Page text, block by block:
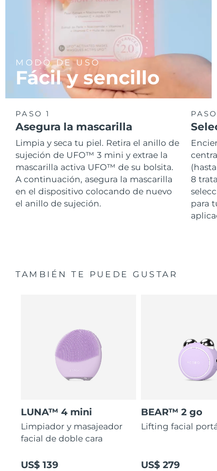
MODO DE USO
Fácil y sencillo
PASO 1
Asegura la mascarilla
Limpia y seca tu piel. Retira el anillo de
sujeción de UFO™ 3 mini y extrae la
mascarilla activa UFO™ de su bolsita.
A continuación, asegura la mascarilla
en el dispositivo colocando de nuevo
el anillo de sujeción.
8
para
TAMBIÉN TE PUEDE GUSTAR
LUNA™ 4 mini
Limpiador y masajeador
facial de doble cara
US$ 139
BEAR™ 2 go
Lifting facial
US$ 279